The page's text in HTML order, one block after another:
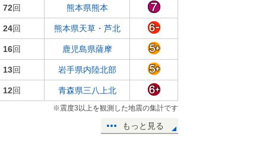
72回 熊本県熊本
24回 熊本県天草・芦北
16回 鹿児島県薩摩
13回 岩手県内陸北部
12回 青森県三八上北
※震度3以上を観測した地震の集計です
もっと見る